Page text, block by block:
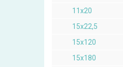
11x20
15x22,5
15x120
15x180